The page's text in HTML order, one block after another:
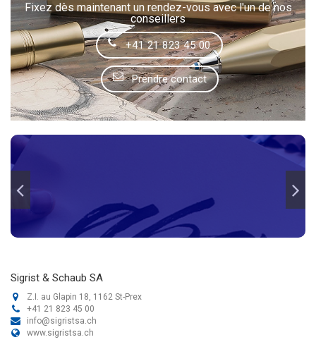
Fixez dès maintenant un rendez-vous avec l'un de nos
conseillers
+41 21 823 45 00
Prendre contact
Sigrist & Schaub SA
Z.I. au Glapin 18, 1162 St-Prex
+41 21 823 45 00
info@sigristsa.ch
www.sigristsa.ch